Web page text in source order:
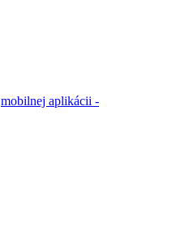
mobilnej aplikácii -